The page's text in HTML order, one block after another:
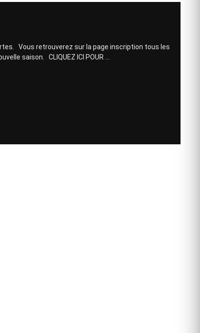
Vous retrouverez sur la page inscription tous les
saison. CLIQUEZ ICI POUR …